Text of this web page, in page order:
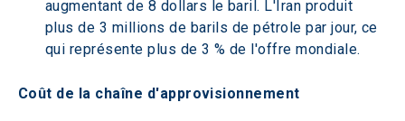
augmentant de 8 dollars le baril. L'Iran produit
plus de 3 millions de barils de pétrole par jour, ce
qui représente plus de 3 % de l'offre mondiale.
Coût de la chaîne d'approvisionnement